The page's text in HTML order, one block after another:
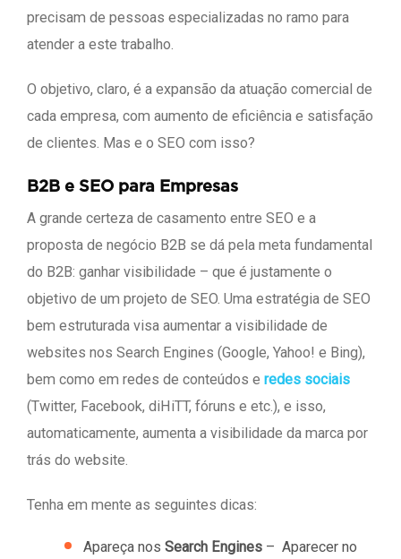
precisam de pessoas especializadas no ramo para
atender a este trabalho.
O objetivo, claro, é a expansão da atuação comercial de
cada empresa, com aumento de eficiência e satisfação
de clientes. Mas e o SEO com isso?
B2B e SEO para Empresas
A grande certeza de casamento entre SEO e a
proposta de negócio B2B se dá pela meta fundamental
do B2B: ganhar visibilidade – que é justamente o
objetivo de um projeto de SEO. Uma estratégia de SEO
bem estruturada visa aumentar a visibilidade de
websites nos Search Engines (Google, Yahoo! e Bing),
bem como em redes de conteúdos e redes sociais
(Twitter, Facebook, diHiTT, fóruns e etc.), e isso,
automaticamente, aumenta a visibilidade da marca por
trás do website.
Tenha em mente as seguintes dicas:
Apareça nos Search Engines – Aparecer no